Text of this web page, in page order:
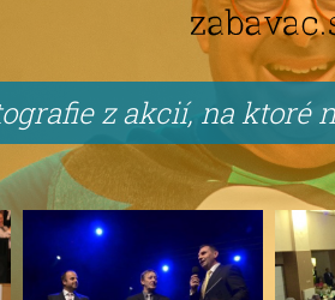
z akcií, na ktoré